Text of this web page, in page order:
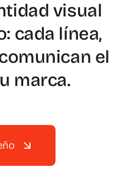
visual
cada línea,
el
marca.